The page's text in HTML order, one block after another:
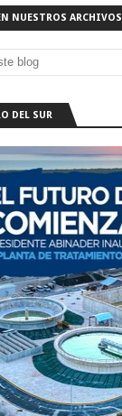
NUESTROS ARCHIVOS
DEL SUR